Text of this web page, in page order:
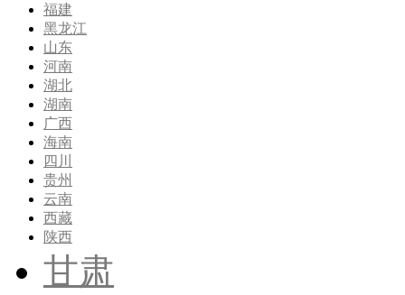
福建
黑龙江
山东
河南
湖北
湖南
广西
海南
四川
贵州
云南
西藏
陕西
甘肃